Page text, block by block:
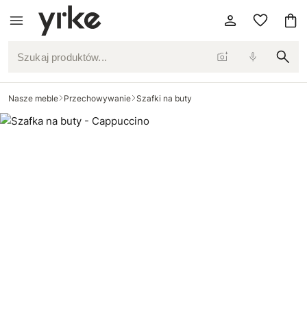
Szukaj produktów...
Nasze meble Przechowywanie Szafki na buty